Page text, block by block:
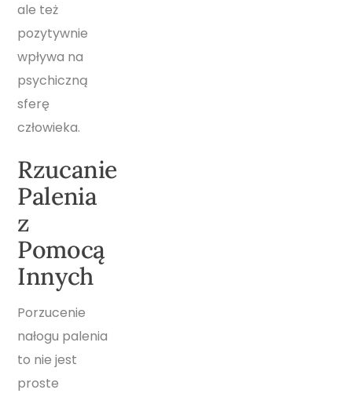
ale też
pozytywnie
wpływa na
psychiczną
sferę
człowieka.
Rzucanie
Palenia
z
Pomocą
Innych
Porzucenie
nałogu palenia
to nie jest
proste